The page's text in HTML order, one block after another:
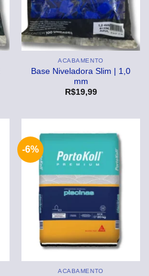
ACABAMENTO
Base Niveladora Slim | 1,0
mm
R$19,99
-6%
ACABAMENTO